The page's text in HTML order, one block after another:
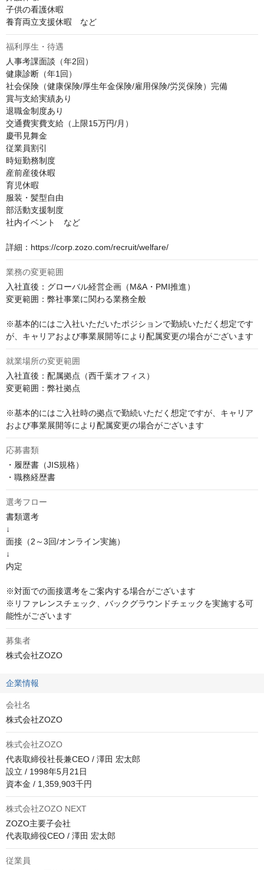
子供の看護休暇
養育両立支援休暇　など
福利厚生・待遇
人事考課面談（年2回）
健康診断（年1回）
社会保険（健康保険/厚生年金保険/雇用保険/労災保険）完備
賞与支給実績あり
退職金制度あり
交通費実費支給（上限15万円/月）
慶弔見舞金
従業員割引
時短勤務制度
産前産後休暇
育児休暇
服装・髪型自由
部活動支援制度
社内イベント　など
詳細：https://corp.zozo.com/recruit/welfare/
業務の変更範囲
入社直後：グローバル経営企画（M&A・PMI推進）
変更範囲：弊社事業に関わる業務全般
※基本的にはご入社いただいたポジションで勤続いただく想定です
が、キャリアおよび事業展開等により配属変更の場合がございます
就業場所の変更範囲
入社直後：配属拠点（西千葉オフィス）
変更範囲：弊社拠点
※基本的にはご入社時の拠点で勤続いただく想定ですが、キャリア
および事業展開等により配属変更の場合がございます
応募書類
・履歴書（JIS規格）
・職務経歴書
選考フロー
書類選考
↓
面接（2～3回/オンライン実施）
↓
内定
※対面での面接選考をご案内する場合がございます
※リファレンスチェック、バックグラウンドチェックを実施する可
能性がございます
募集者
株式会社ZOZO
企業情報
会社名
株式会社ZOZO
株式会社ZOZO
代表取締役社長兼CEO / 澤田 宏太郎
設立 / 1998年5月21日
資本金 / 1,359,903千円
株式会社ZOZO NEXT
ZOZO主要子会社
代表取締役CEO / 澤田 宏太郎
従業員